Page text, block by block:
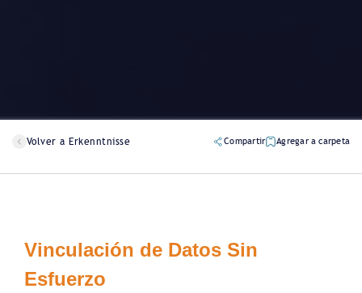
Volver a Erkenntnisse Compartir Agregar a carpeta
Vinculación de Datos Sin
Esfuerzo